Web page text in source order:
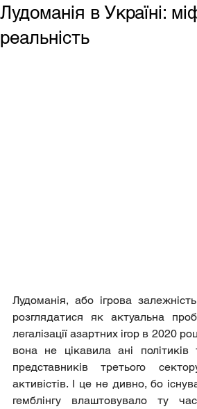
Лудоманія в Україні:
реальність
Лудоманія, або ігрова
розглядатися як актуальна
легалізації азартних ігор в 2020
вона не цікавила ані політиків
представників третього
активістів. І це не дивно, бо
гемблінгу влаштовувало ту